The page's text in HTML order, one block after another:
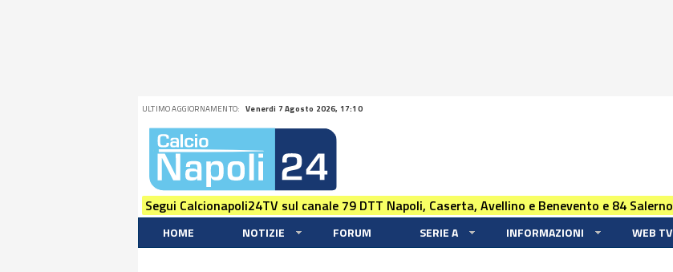
ULTIMO AGGIORNAMENTO: Venerdi 7 Agosto 2026, 17:10
Segui Calcionapoli24TV sul canale 79 DTT Napoli, Caserta, Avellino e Benevento e 84 Salerno
HOME NOTIZIE FORUM SERIE A INFORMAZIONI WEB TV